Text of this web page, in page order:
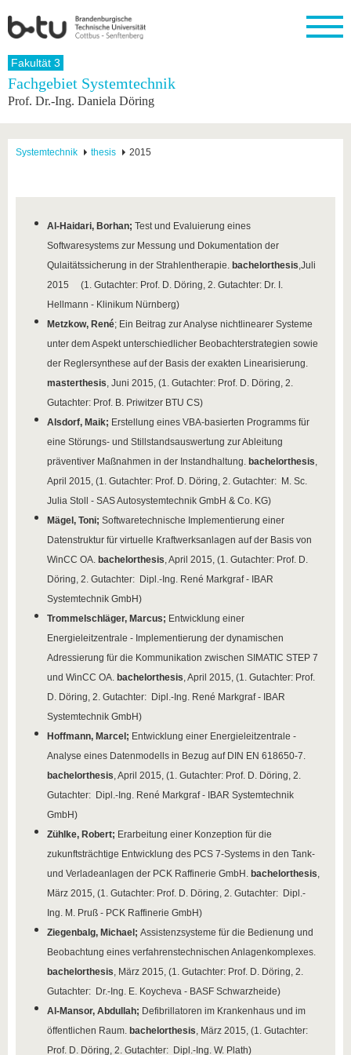
Startseite
Universität
Struktur
Partnerschaften
Forschung
Forschung
Nachwuchs
Studium
Vor dem
Nach
Profil
an die
Mit der
BTU ins
Ausland
Für
internationale
Kontakt
Fachkräfte
BTU
Innovative
Transferprojekte
Sie uns
kennen
Werte
Career
Region
Fakultät 3
Fachgebiet Systemtechnik
Prof. Dr.-Ing. Daniela Döring
Systemtechnik thesis 2015
Al-Haidari, Borhan; Test und Evaluierung eines
Softwaresystems zur Messung und Dokumentation der
Qulaitätssicherung in der Strahlentherapie. bachelorthesis,Juli
2015
(1. Gutachter: Prof. D. Döring, 2. Gutachter: Dr. I.
Hellmann - Klinikum Nürnberg)
Metzkow, René; Ein Beitrag zur Analyse nichtlinearer Systeme
unter dem Aspekt unterschiedlicher Beobachterstrategien sowie
der Reglersynthese auf der Basis der exakten Linearisierung.
masterthesis, Juni 2015, (1. Gutachter: Prof. D. Döring, 2.
Gutachter: Prof. B. Priwitzer BTU CS)
Alsdorf, Maik; Erstellung eines VBA-basierten Programms für
eine Störungs- und Stillstandsauswertung zur Ableitung
präventiver Maßnahmen in der Instandhaltung. bachelorthesis,
April 2015, (1. Gutachter: Prof. D. Döring, 2. Gutachter: M. Sc.
Julia Stoll - SAS Autosystemtechnik GmbH & Co. KG)
Mägel, Toni; Softwaretechnische Implementierung einer
Datenstruktur für virtuelle Kraftwerksanlagen auf der Basis von
WinCC OA. bachelorthesis, April 2015, (1. Gutachter: Prof. D.
Döring, 2. Gutachter: Dipl.-Ing. René Markgraf - IBAR
Systemtechnik GmbH)
Trommelschläger, Marcus; Entwicklung einer
Energieleitzentrale - Implementierung der dynamischen
Adressierung für die Kommunikation zwischen SIMATIC STEP 7
und WinCC OA. bachelorthesis, April 2015, (1. Gutachter: Prof.
D. Döring, 2. Gutachter: Dipl.-Ing. René Markgraf - IBAR
Systemtechnik GmbH)
Hoffmann, Marcel; Entwicklung einer Energieleitzentrale -
Analyse eines Datenmodells in Bezug auf DIN EN 618650-7.
bachelorthesis, April 2015, (1. Gutachter: Prof. D. Döring, 2.
Gutachter: Dipl.-Ing. René Markgraf - IBAR Systemtechnik
GmbH)
Zühlke, Robert; Erarbeitung einer Konzeption für die
zukunftsträchtige Entwicklung des PCS 7-Systems in den Tank-
und Verladeanlagen der PCK Raffinerie GmbH. bachelorthesis,
März 2015, (1. Gutachter: Prof. D. Döring, 2. Gutachter: Dipl.-
Ing. M. Pruß - PCK Raffinerie GmbH)
Ziegenbalg, Michael; Assistenzsysteme für die Bedienung und
Beobachtung eines verfahrenstechnischen Anlagenkomplexes.
bachelorthesis, März 2015, (1. Gutachter: Prof. D. Döring, 2.
Gutachter: Dr.-Ing. E. Koycheva - BASF Schwarzheide)
Al-Mansor, Abdullah; Defibrillatoren im Krankenhaus und im
öffentlichen Raum. bachelorthesis, März 2015, (1. Gutachter:
Prof. D. Döring, 2. Gutachter: Dipl.-Ing. W. Plath)